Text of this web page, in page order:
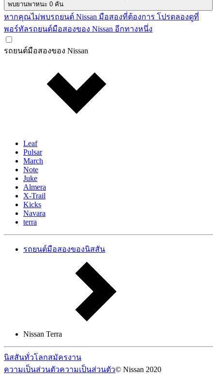
พบยานพาหนะ 0 คัน
หากคุณไม่พบรถยนต์ Nissan มือสองที่ต้องการ โปรดลองดูที่
พอร์ทัลรถยนต์มือสองของ Nissan อีกทางหนึ่ง
รถยนต์มือสองของ Nissan
Leaf
Pulsar
March
Note
Juke
Almera
X-Trail
Kicks
Navara
terra
รถยนต์มือสองของนิสสัน
Nissan Terra
นิสสันทั่วโลกสมัครงาน
ความเป็นส่วนตัวความเป็นส่วนตัว© Nissan 2020